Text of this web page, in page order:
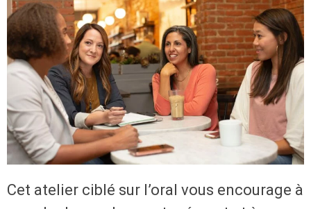
Cet atelier ciblé sur l’oral vous encourage à